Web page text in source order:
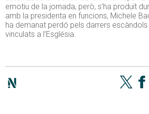
emotiu de la jornada, però, s’ha produït
amb la presidenta en funcions, Michele
ha demanat perdó pels darrers
vinculats a l’Església.